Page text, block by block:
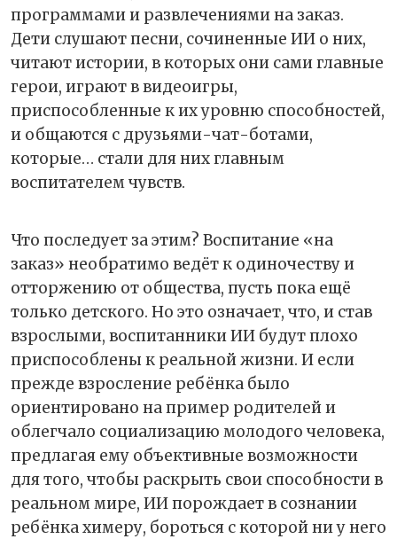
программами и развлечениями на заказ.
Дети слушают песни, сочиненные ИИ о них,
читают истории, в которых они сами главные
герои, играют в видеоигры,
приспособленные к их уровню способностей,
и общаются с друзьями-чат-ботами,
которые… стали для них главным
воспитателем чувств.
Что последует за этим? Воспитание «на
заказ» необратимо ведёт к одиночеству и
отторжению от общества, пусть пока ещё
только детского. Но это означает, что, и став
взрослыми, воспитанники ИИ будут плохо
приспособлены к реальной жизни. И если
прежде взросление ребёнка было
ориентировано на пример родителей и
облегчало социализацию молодого человека,
предлагая ему объективные возможности
для того, чтобы раскрыть свои способности в
реальном мире, ИИ порождает в сознании
ребёнка химеру, бороться с которой ни у него